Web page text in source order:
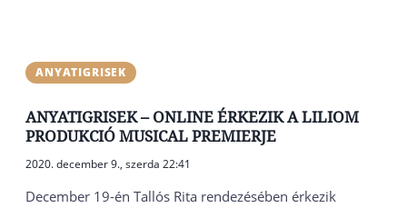
ANYATIGRISEK
ANYATIGRISEK – ONLINE ÉRKEZIK A LILIOM
PRODUKCIÓ MUSICAL PREMIERJE
2020. december 9., szerda 22:41
December 19-én Tallós Rita rendezésében érkezik